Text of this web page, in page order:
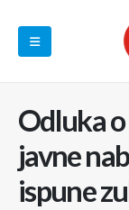
Odluka
javne
ispune